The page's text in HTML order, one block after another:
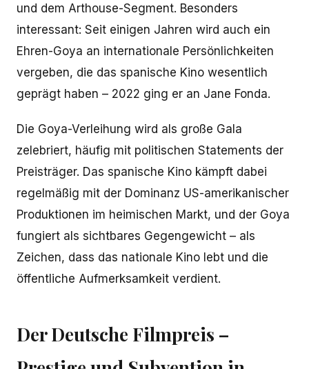
und dem Arthouse-Segment. Besonders
interessant: Seit einigen Jahren wird auch ein
Ehren-Goya an internationale Persönlichkeiten
vergeben, die das spanische Kino wesentlich
geprägt haben – 2022 ging er an Jane Fonda.
Die Goya-Verleihung wird als große Gala
zelebriert, häufig mit politischen Statements der
Preisträger. Das spanische Kino kämpft dabei
regelmäßig mit der Dominanz US-amerikanischer
Produktionen im heimischen Markt, und der Goya
fungiert als sichtbares Gegengewicht – als
Zeichen, dass das nationale Kino lebt und die
öffentliche Aufmerksamkeit verdient.
Der Deutsche Filmpreis –